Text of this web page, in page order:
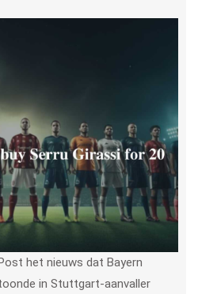
het nieuws dat Bayern
in Stuttgart-aanvaller